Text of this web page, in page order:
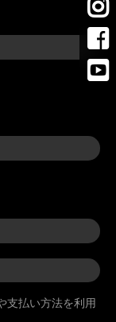
支払い方法を利用